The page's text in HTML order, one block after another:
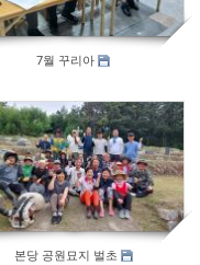
7월 꾸리아
545
본당 공원묘지 벌초